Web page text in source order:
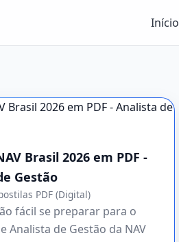
Início
Brasil 2026 em PDF -
Gestão
PDF (Digital)
fácil se preparar para o
Analista de Gestão da NAV